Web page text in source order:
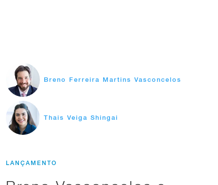
Breno Ferreira Martins Vasconcelos
Thais Veiga Shingai
LANÇAMENTO